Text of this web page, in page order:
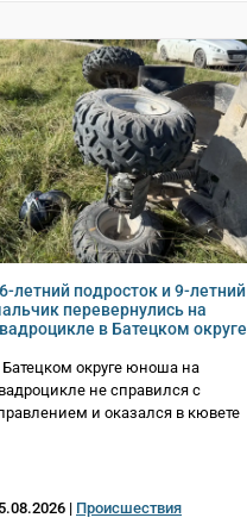
летний подросток и 9-летний
перевернулись на
в Батецком округе
Батецком округе юноша на
не справился с
и оказался в кювете
| Происшествия